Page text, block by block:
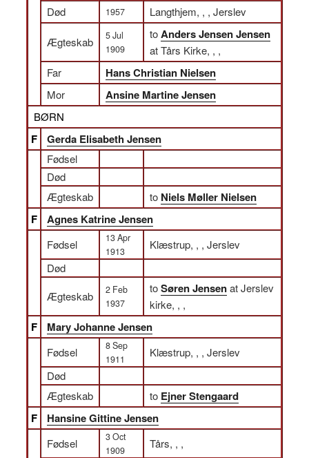
Død
1957 Langthjem, , , Jerslev
Ægteskab
5 Jul
1909
toAnders Jensen Jensen
at Tårs Kirke, , ,
Far
Hans Christian Nielsen
Mor Ansine Martine Jensen
BØRN
F Gerda Elisabeth Jensen
Fødsel
Død
Ægteskab
to Niels Møller Nielsen
F
Agnes Katrine Jensen
Fødsel
13 Apr
1913
Klæstrup, , , Jerslev
Død
Ægteskab
2 Feb
1937
toSøren Jensenat Jerslev
kirke, , ,
F Mary Johanne Jensen
Fødsel
8 Sep
1911
Klæstrup, , , Jerslev
Død
Ægteskab
to Ejner Stengaard
F
Hansine Gittine Jensen
Fødsel
3 Oct
1909
Tårs, , ,